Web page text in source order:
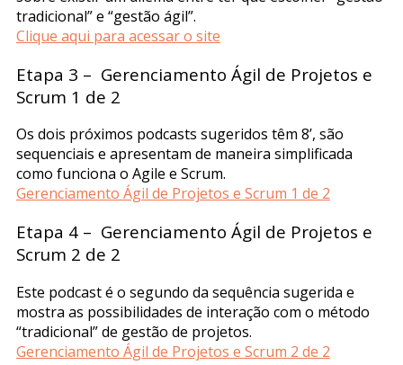
tradicional” e “gestão ágil”.
Clique aqui para acessar o site
Etapa 3 – Gerenciamento Ágil de Projetos e
Scrum 1 de 2
Os dois próximos podcasts sugeridos têm 8’, são
sequenciais e apresentam de maneira simplificada
como funciona o Agile e Scrum.
Gerenciamento Ágil de Projetos e Scrum 1 de 2
Etapa 4 – Gerenciamento Ágil de Projetos e
Scrum 2 de 2
Este podcast é o segundo da sequência sugerida e
mostra as possibilidades de interação com o método
“tradicional” de gestão de projetos.
Gerenciamento Ágil de Projetos e Scrum 2 de 2